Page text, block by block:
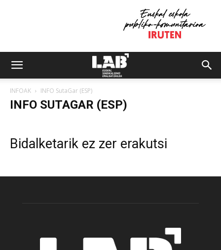
INFOAK INFO SutaGar (ESP)
INFO SUTAGAR (ESP)
Bidalketarik ez zer erakutsi